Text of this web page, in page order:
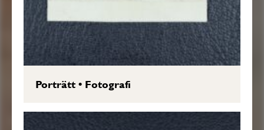
Porträtt• Fotografi